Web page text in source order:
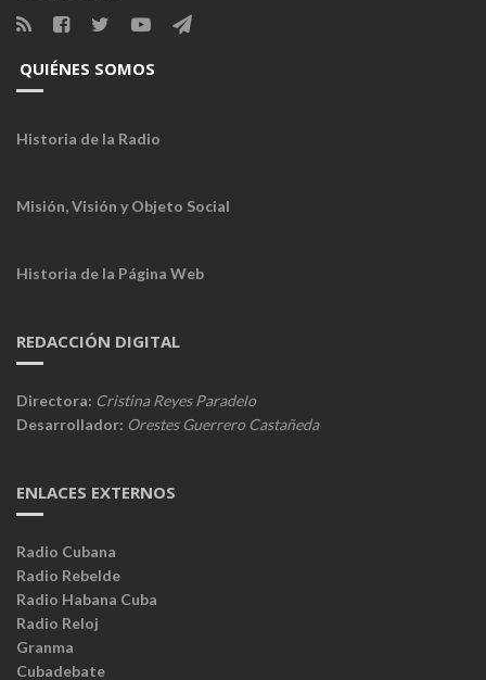
QUIÉNES SOMOS
Historia de la Radio
Misión, Visión y Objeto Social
Historia de la Página Web
REDACCIÓN DIGITAL
Directora: Cristina Reyes Paradelo
Desarrollador: Orestes Guerrero Castañeda
ENLACES EXTERNOS
Radio Cubana
Radio Rebelde
Radio Habana Cuba
Radio Reloj
Granma
Cubadebate